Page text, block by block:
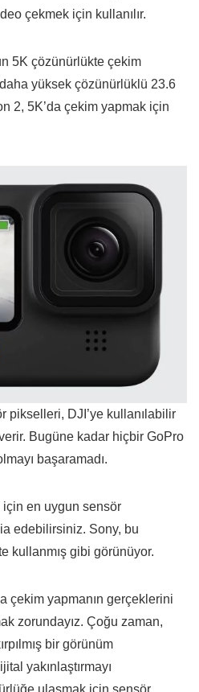
çekmek için kullanılır.
5K çözünürlükte çekim
yüksek çözünürlüklü 23.6
2, 5K’da çekim yapmak için
pikselleri, DJI’ye kullanılabilir
Bugüne kadar hiçbir GoPro
başaramadı.
için en uygun sensör
edebilirsiniz. Sony, bu
kullanmış gibi görünüyor.
çekim yapmanın gerçeklerini
zorundayız. Çoğu zaman,
bir görünüm
yakınlaştırmayı
ulaşmak için sensör